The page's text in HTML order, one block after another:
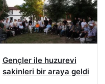
Gençler ile huzurevi
sakinleri bir araya geldi